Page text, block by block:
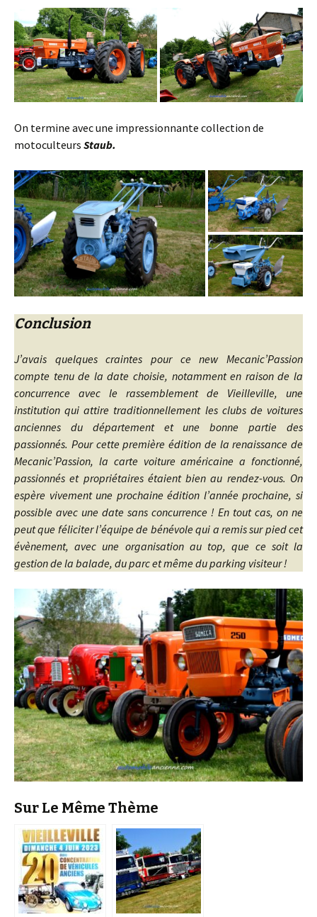
On termine avec une impressionnante collection de
motoculteurs Staub.
Conclusion
J’avais quelques craintes pour ce new Mecanic’Passion
compte tenu de la date choisie, notamment en raison de la
concurrence avec le rassemblement de Vieilleville, une
institution qui attire traditionnellement les clubs de voitures
anciennes du département et une bonne partie des
passionnés. Pour cette première édition de la renaissance de
Mecanic’Passion, la carte voiture américaine a fonctionné,
passionnés et propriétaires étaient bien au rendez-vous. On
espère vivement une prochaine édition l’année prochaine, si
possible avec une date sans concurrence ! En tout cas, on ne
peut que féliciter l’équipe de bénévole qui a remis sur pied cet
évènement, avec une organisation au top, que ce soit la
gestion de la balade, du parc et même du parking visiteur !
Sur Le Même Thème